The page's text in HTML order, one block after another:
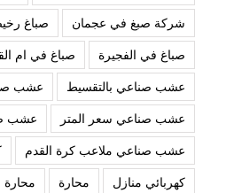
شركة صبغ في عجمان
صباغ
صباغ في الفجيرة
صباغ في ام
عشب صناعي بالتقسيط
عشب
عشب صناعي سعر المتر
عشب
عشب صناعي ملاعب كرة القدم
كهربائي منازل
محارة